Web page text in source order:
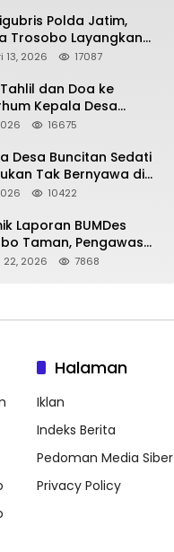
Polda Jatim,
Trosobo Layangkan
Dugaan Korupsi
13, 2026 17087
dan Doa ke
Kepala Desa
Digelar Dua Lokasi
16675
Desa Buncitan Sedati
Tak Bernyawa di
Kerja, Dugaan Bunuh
10422
Laporan BUMDes
Taman, Pengawas
dan Sebut
22, 2026 7868
Halaman
Iklan
Indeks Berita
Pedoman Media Siber
Privacy Policy